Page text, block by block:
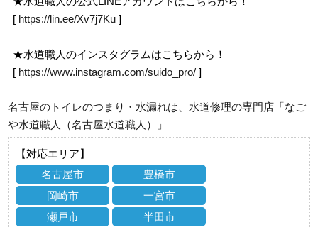
[ https://lin.ee/Xv7j7Ku ]
★水道職人のインスタグラムはこちらから！
[ https://www.instagram.com/suido_pro/ ]
名古屋のトイレのつまり・水漏れは、水道修理の専門店「なご
や水道職人（名古屋水道職人）」
【対応エリア】
名古屋市
豊橋市
岡崎市
一宮市
瀬戸市
半田市